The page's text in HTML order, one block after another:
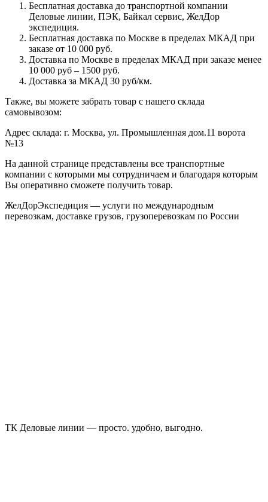
Бесплатная доставка до транспортной компании
Деловые линии, ПЭК, Байкал сервис, ЖелДор
экспедиция.
Бесплатная доставка по Москве в пределах МКАД при
заказе от 10 000 руб.
Доставка по Москве в пределах МКАД при заказе менее
10 000 руб – 1500 руб.
Доставка за МКАД 30 руб/км.
Также, вы можете забрать товар с нашего склада
самовывозом:
Адрес склада: г. Москва, ул. Промышленная дом.11 ворота
№13
На данной странице представлены все транспортные
компании с которыми мы сотрудничаем и благодаря которым
Вы оперативно сможете получить товар.
ЖелДорЭкспедиция — услуги по международным
перевозкам, доставке грузов, грузоперевозкам по России
ТК Деловые линии — просто. удобно, выгодно.